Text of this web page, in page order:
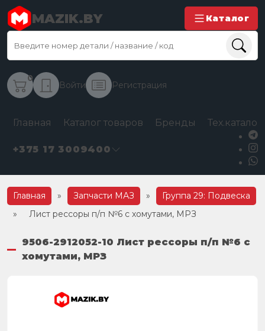
MAZIK.BY Каталог
0
Войти Регистрация
Главная Каталог товаров Бренды
+375 17 3009400
Главная » Запчасти МАЗ »
Группа 29: Подвеска
»
Лист рессоры п/п №6 с хомутами, МРЗ
9506-2912052-10 Лист рессоры п/п №6 с
хомутами, МРЗ